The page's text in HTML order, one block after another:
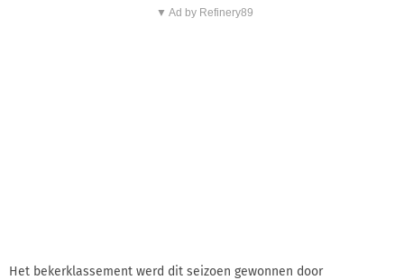
▼ Ad by Refinery89
Het bekerklassement werd dit seizoen gewonnen door